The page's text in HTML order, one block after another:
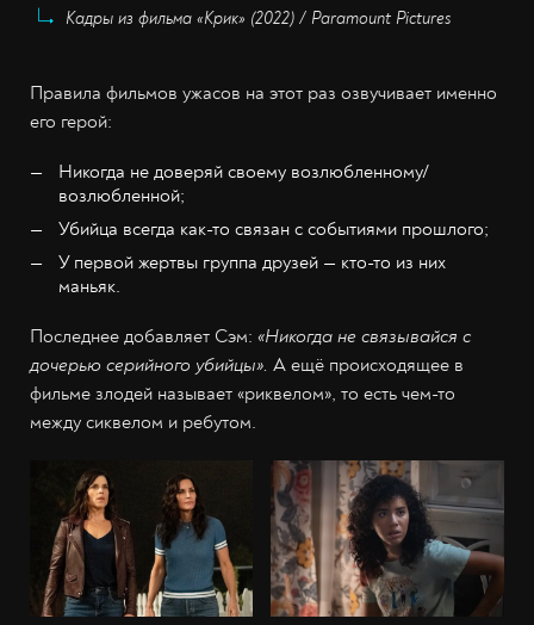
Кадры из фильма «Крик» (2022) / Paramount Pictures
Правила фильмов ужасов на этот раз озвучивает именно
его герой:
Никогда не доверяй своему возлюбленному/
возлюбленной;
Убийца всегда как-то связан с событиями прошлого;
У первой жертвы группа друзей — кто-то из них
маньяк.
Последнее добавляет Сэм: «Никогда не связывайся с
дочерью серийного убийцы». А ещё происходящее в
фильме злодей называет «риквелом», то есть чем-то
между сиквелом и ребутом.